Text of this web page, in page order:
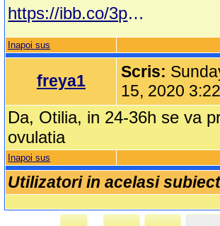
https://ibb.co/3pmzqv3
Inapoi sus
freya1 Scris:
15, 2020
Da, Otilia, in 24-36h se va
ovulatia
Inapoi sus
Utilizatori in acelasi